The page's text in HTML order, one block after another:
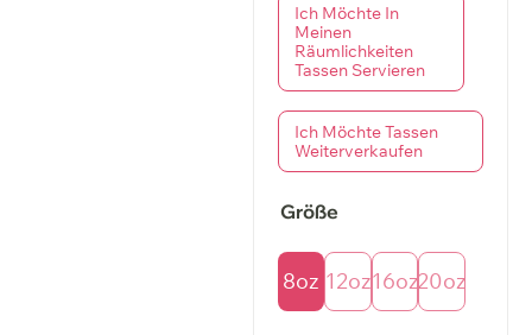
Ich Möchte In
Meinen
Räumlichkeiten
Tassen Servieren
Ich Möchte Tassen
Weiterverkaufen
Größe
8oz 12oz16oz20oz